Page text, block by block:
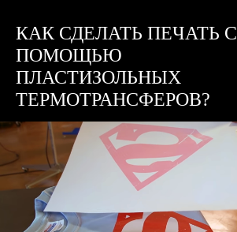
КАК СДЕЛАТЬ ПЕЧАТЬ С
ПОМОЩЬЮ
ПЛАСТИЗОЛЬНЫХ
ТЕРМОТРАНСФЕРОВ?